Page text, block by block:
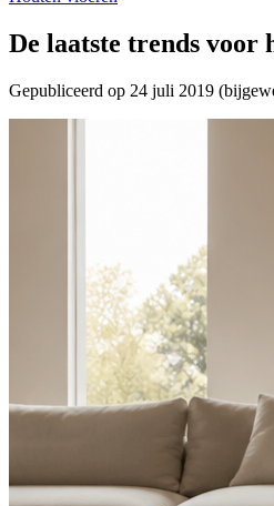
De laatste trends voor
Gepubliceerd op 24 juli 2019